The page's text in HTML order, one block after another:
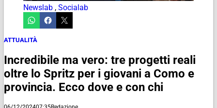
Newslab , Socialab
ATTUALITÀ
Incredibile ma vero: tre progetti reali
oltre lo Spritz per i giovani a Como e
provincia. Ecco dove e con chi